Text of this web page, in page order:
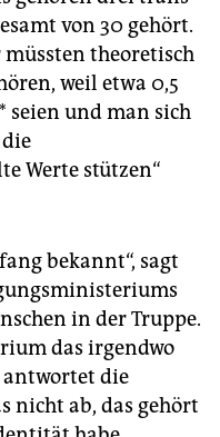
von 30 gehört.
theoretisch
weil etwa 0,5
seien und man sich
Werte stützen“
bekannt“, sagt
in der Truppe.
das irgendwo
antwortet die
nicht ab, das gehört